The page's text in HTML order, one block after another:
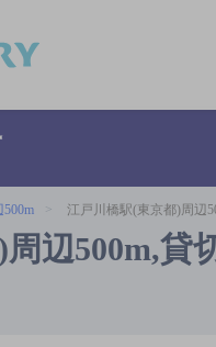
江戸川橋駅(東京都)周辺
辺500m,